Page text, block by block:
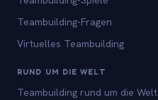
Teambuilding-Fragen
Virtuelles Teambuilding
RUND UM DIE WELT
Teambuilding rund um die Welt